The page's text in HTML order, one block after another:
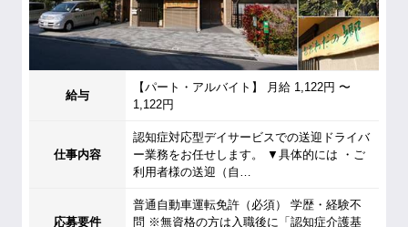
給与
【パート・アルバイト】 月給 1,122円 〜
1,122円
仕事内容
認知症対応型デイサービスでの送迎ドライバ
ー業務をお任せします。 ▼具体的には ・ご
利用者様の送迎（自…
応募要件
普通自動車運転免許（必須） 学歴・経験不
問 ※無資格の方は入職後に「認知症介護基